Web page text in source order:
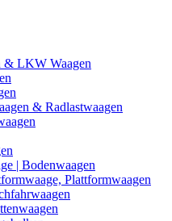
& LKW Waagen
& Radlastwaagen
| Bodenwaagen
Plattformwaagen